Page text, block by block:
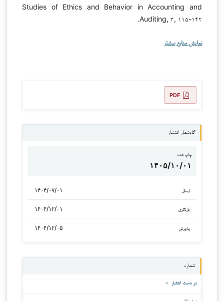
Studies of Ethics and Behavior in Accounting and
Auditing, ۳, ۱۱۵-۱۴۲.
نمایش منابع بیشتر
PDF
گاه‌شمار انتشار
چاپ شده
۱۴۰۵/۱۰/۰۱
ارسال ۱۴۰۴/۰۷/۰۱
بازنگری ۱۴۰۴/۱۲/۰۱
پذیرش ۱۴۰۴/۱۲/۰۵
شماره
در دست انتشار